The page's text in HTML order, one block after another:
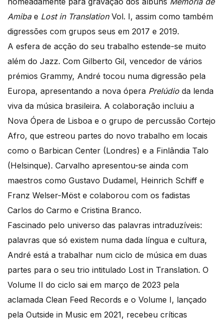
Amibae Lost in TranslationVol. I, assim como também
digressões com grupos seus em 2017 e 2019.
A esfera de acção do seu trabalho estende-se muito
além do Jazz. Com Gilberto Gil, vencedor de vários
prémios Grammy, André tocou numa digressão pela
Europa, apresentando a nova ópera Prelúdio da lenda
viva da música brasileira. A colaboração incluiu a
Nova Ópera de Lisboa e o grupo de percussão Cortejo
Afro, que estreou partes do novo trabalho em locais
como o Barbican Center (Londres) e a Finlândia Talo
(Helsinque). Carvalho apresentou-se ainda com
maestros como Gustavo Dudamel, Heinrich Schiff e
Franz Welser-Möst e colaborou com os fadistas
Carlos do Carmo e Cristina Branco.
Fascinado pelo universo das palavras intraduzíveis:
palavras que só existem numa dada língua e cultura,
André está a trabalhar num ciclo de música em duas
partes para o seu trio intitulado Lost in Translation. O
Volume II do ciclo sai em março de 2023 pela
aclamada Clean Feed Records e o Volume I, lançado
pela Outside in Music em 2021, recebeu críticas